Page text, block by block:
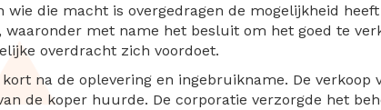
die macht is overgedragen de mogelijkheid
met name het besluit om het goed te
overdracht zich voordoet.
na de oplevering en ingebruikname. De verkoop
de koper huurde. De corporatie verzorgde het